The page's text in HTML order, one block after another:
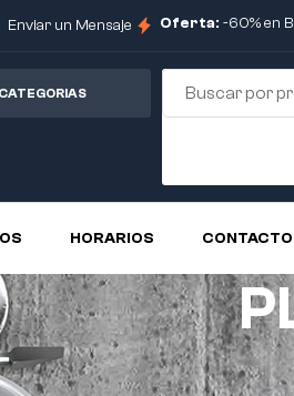
Enviar un Mensaje Oferta: -60% en
HORARIOS CONTACTO